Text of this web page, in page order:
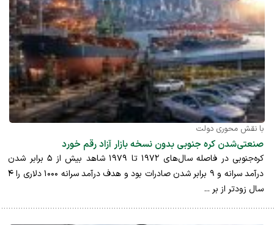
با نقش محوری دولت
صنعتی‌شدن کره جنوبی بدون نسخه بازار آزاد رقم خورد
کره‌جنوبی در فاصله سال‌های ۱۹۷۲ تا ۱۹۷۹ شاهد بیش از ۵ برابر شدن
درآمد سرانه و ۹ برابر شدن صادرات بود و هدف درآمد سرانه ۱۰۰۰ دلاری را ۴
سال زودتر از بر ...